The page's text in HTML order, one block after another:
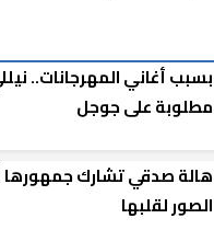
بسبب أغاني المهرجانات..
مطلوبة على جوجل
هالة صدقي تشارك
الصور لقلبها